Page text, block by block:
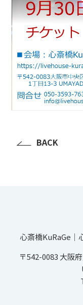
BACK
心斎橋KuRaGe│
〒542-0083 大阪